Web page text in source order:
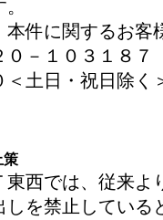
件に関するお客
０－１０３１８
＜土日・祝日除
策
西では、従来よ
しを禁止している